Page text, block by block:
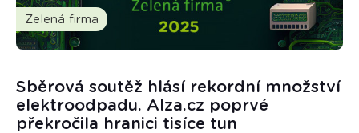
Zelená firma
Sběrová soutěž hlásí rekordní množství
elektroodpadu. Alza.cz poprvé
překročila hranici tisíce tun